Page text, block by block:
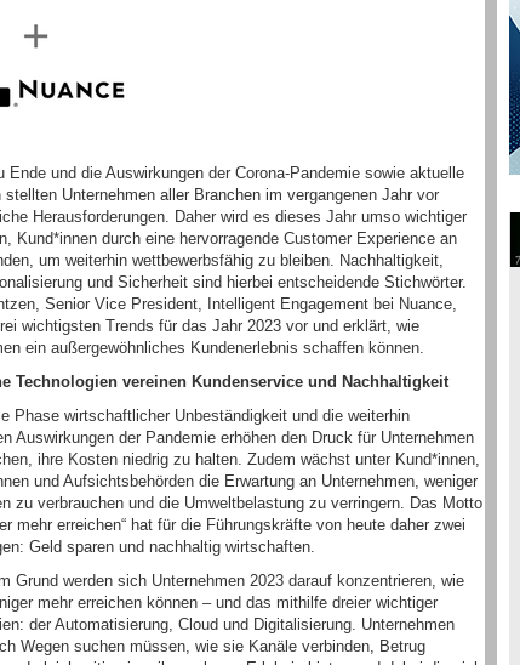
Ende und die Auswirkungen der Corona-Pandemie sowie aktuelle
stellten Unternehmen aller Branchen im vergangenen Jahr vor
Herausforderungen. Daher wird es dieses Jahr umso wichtiger
Kund*innen durch eine hervorragende Customer Experience an
um weiterhin wettbewerbsfähig zu bleiben. Nachhaltigkeit,
und Sicherheit sind hierbei entscheidende Stichwörter.
Senior Vice President, Intelligent Engagement bei Nuance,
wichtigsten Trends für das Jahr 2023 vor und erklärt, wie
ein außergewöhnliches Kundenerlebnis schaffen können.
Technologien vereinen Kundenservice und Nachhaltigkeit
Phase wirtschaftlicher Unbeständigkeit und die weiterhin
Auswirkungen der Pandemie erhöhen den Druck für Unternehmen
ihre Kosten niedrig zu halten. Zudem wächst unter Kund*innen,
und Aufsichtsbehörden die Erwartung an Unternehmen, weniger
zu verbrauchen und die Umweltbelastung zu verringern. Das Motto
mehr erreichen“ hat für die Führungskräfte von heute daher zwei
Geld sparen und nachhaltig wirtschaften.
Grund werden sich Unternehmen 2023 darauf konzentrieren, wie
mehr erreichen können – und das mithilfe dreier wichtiger
der Automatisierung, Cloud und Digitalisierung. Unternehmen
Wegen suchen müssen, wie sie Kanäle verbinden, Betrug